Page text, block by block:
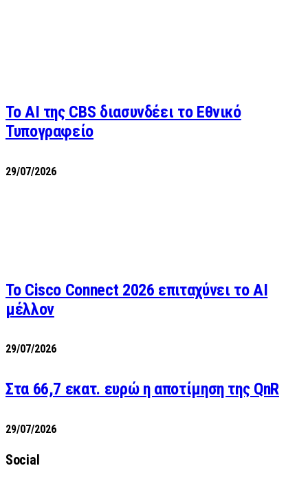
Το AI της CBS διασυνδέει το Εθνικό
Τυπογραφείο
29/07/2026
Το Cisco Connect 2026 επιταχύνει το AI
μέλλον
29/07/2026
Στα 66,7 εκατ. ευρώ η αποτίμηση της QnR
29/07/2026
Social